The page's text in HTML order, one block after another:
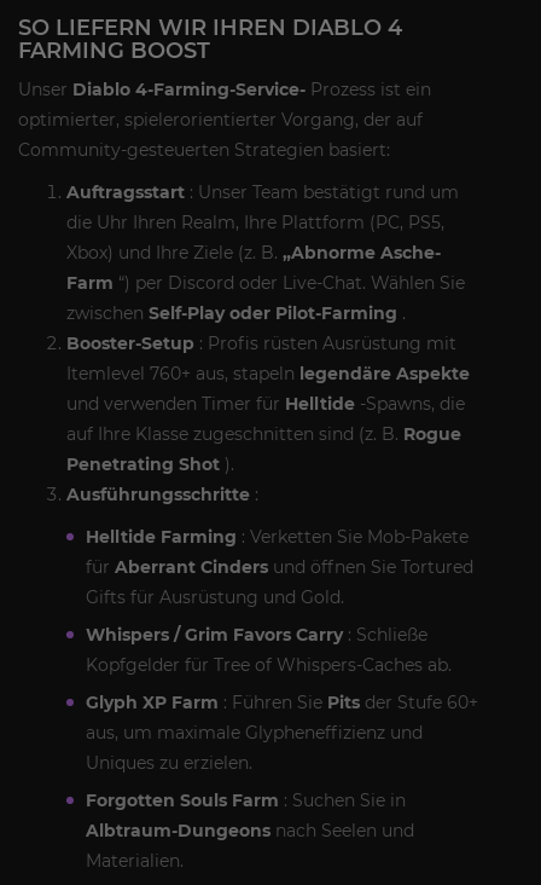
SO LIEFERN WIR IHREN DIABLO 4
FARMING BOOST
Unser Diablo 4-Farming-Service- Prozess ist ein
optimierter, spielerorientierter Vorgang, der auf
Community-gesteuerten Strategien basiert:
Auftragsstart : Unser Team bestätigt rund um
die Uhr Ihren Realm, Ihre Plattform (PC, PS5,
Xbox) und Ihre Ziele (z. B. „Abnorme Asche-
Farm “) per Discord oder Live-Chat. Wählen Sie
zwischen Self-Play oder Pilot-Farming .
Booster-Setup : Profis rüsten Ausrüstung mit
Itemlevel 760+ aus, stapeln legendäre Aspekte
und verwenden Timer für Helltide -Spawns, die
auf Ihre Klasse zugeschnitten sind (z. B. Rogue
Penetrating Shot ).
Ausführungsschritte :
Helltide Farming : Verketten Sie Mob-Pakete
für Aberrant Cinders und öffnen Sie Tortured
Gifts für Ausrüstung und Gold.
Whispers / Grim Favors Carry: Schließe
Kopfgelder für Tree of Whispers-Caches ab.
Glyph XP Farm : Führen Sie Pits der Stufe 60+
aus, um maximale Glypheneffizienz und
Uniques zu erzielen.
Forgotten Souls Farm : Suchen Sie in
Albtraum-Dungeons nach Seelen und
Materialien.